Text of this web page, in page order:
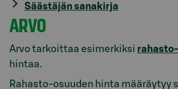
Säästäjän sanakirja
ARVO
Arvo tarkoittaa esimerkiksi
hintaa.
Rahasto-osuuden hinta määräytyy